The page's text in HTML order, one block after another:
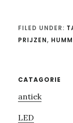
FILED UNDER:
PRIJZEN,
Primary
Sidebar
CATAGORIE
antiek
LED